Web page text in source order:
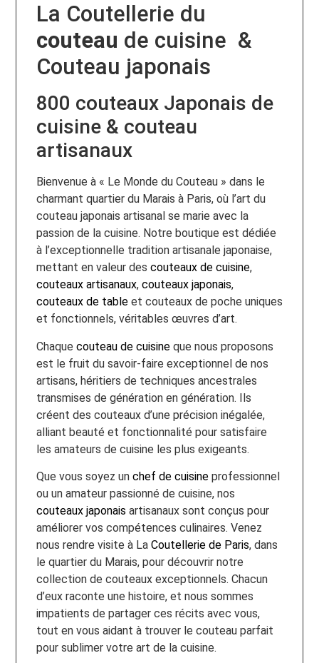
La Coutellerie du
couteau de cuisine &
Couteau japonais
800 couteaux Japonais de
cuisine & couteau
artisanaux
Bienvenue à « Le Monde du Couteau » dans le
charmant quartier du Marais à Paris, où l’art du
couteau japonais artisanal se marie avec la
passion de la cuisine. Notre boutique est dédiée
à l’exceptionnelle tradition artisanale japonaise,
mettant en valeur des couteaux de cuisine,
couteaux artisanaux, couteaux japonais,
couteaux de table et couteaux de poche uniques
et fonctionnels, véritables œuvres d’art.
Chaque couteau de cuisine que nous proposons
est le fruit du savoir-faire exceptionnel de nos
artisans, héritiers de techniques ancestrales
transmises de génération en génération. Ils
créent des couteaux d’une précision inégalée,
alliant beauté et fonctionnalité pour satisfaire
les amateurs de cuisine les plus exigeants.
Que vous soyez un chef de cuisine professionnel
ou un amateur passionné de cuisine, nos
couteaux japonais artisanaux sont conçus pour
améliorer vos compétences culinaires. Venez
nous rendre visite à La Coutellerie de Paris, dans
le quartier du Marais, pour découvrir notre
collection de couteaux exceptionnels. Chacun
d’eux raconte une histoire, et nous sommes
impatients de partager ces récits avec vous,
tout en vous aidant à trouver le couteau parfait
pour sublimer votre art de la cuisine.